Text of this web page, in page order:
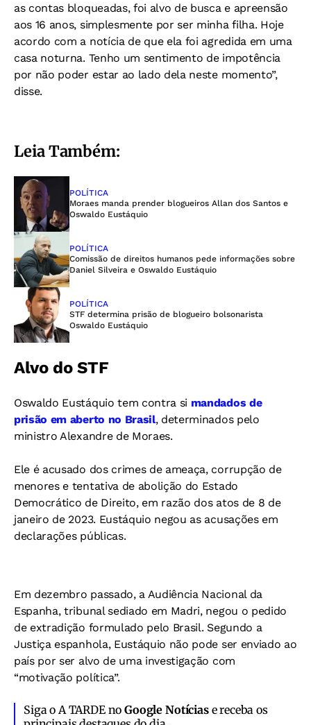
as contas bloqueadas, foi alvo de busca e apreensão
aos 16 anos, simplesmente por ser minha filha. Hoje
acordo com a notícia de que ela foi agredida em uma
casa noturna. Tenho um sentimento de impotência
por não poder estar ao lado dela neste momento”,
disse.
Leia Também:
POLÍTICA
Moraes manda prender blogueiros Allan dos Santos e
Oswaldo Eustáquio
POLÍTICA
Comissão de direitos humanos pede informações sobre
Daniel Silveira e Oswaldo Eustáquio
POLÍTICA
STF determina prisão de blogueiro bolsonarista
Oswaldo Eustáquio
Alvo do STF
Oswaldo Eustáquio tem contra si mandados de
prisão em aberto no Brasil, determinados pelo
ministro Alexandre de Moraes.
Ele é acusado dos crimes de ameaça, corrupção de
menores e tentativa de abolição do Estado
Democrático de Direito, em razão dos atos de 8 de
janeiro de 2023. Eustáquio negou as acusações em
declarações públicas.
Em dezembro passado, a Audiência Nacional da
Espanha, tribunal sediado em Madri, negou o pedido
de extradição formulado pelo Brasil. Segundo a
Justiça espanhola, Eustáquio não pode ser enviado ao
país por ser alvo de uma investigação com
“motivação política”.
Siga o A TARDE noGoogle Notíciase receba os